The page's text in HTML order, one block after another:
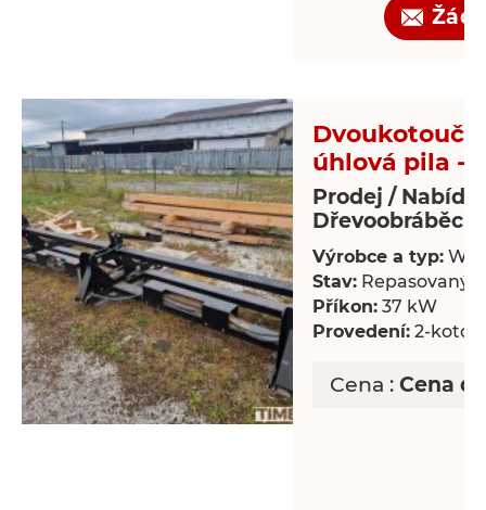
úhlová pila -
Prodej /
Dřevoobráběcí
Výrobce a typ:
Stav: Repasovaný
Příkon: 37 kW
Provedení: 2-
Cena : Cena